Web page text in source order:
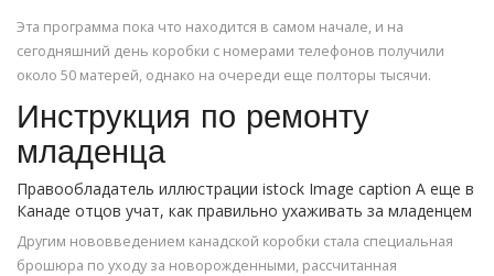
Эта программа пока что находится в самом начале, и на
сегодняшний день коробки с номерами телефонов получили
около 50 матерей, однако на очереди еще полторы тысячи.
Инструкция по ремонту
младенца
Правообладатель иллюстрации istock Image caption А еще в
Канаде отцов учат, как правильно ухаживать за младенцем
Другим нововведением канадской коробки стала специальная
брошюра по уходу за новорожденными, рассчитанная